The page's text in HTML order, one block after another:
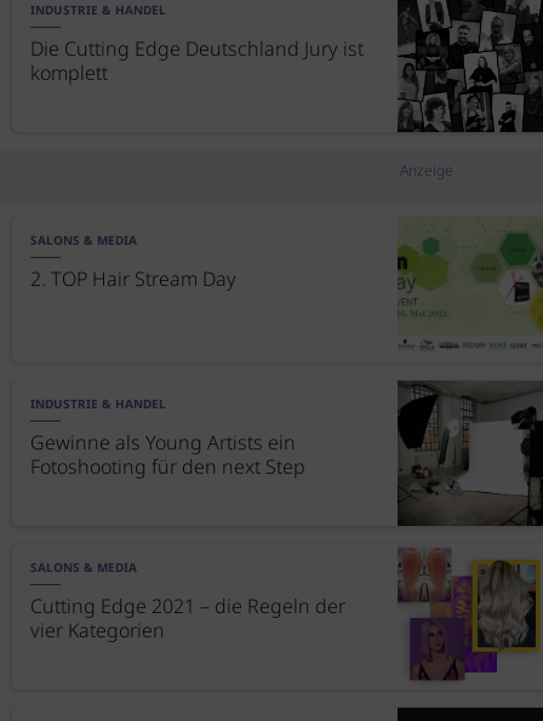
INDUSTRIE & HANDEL
Die Cutting Edge Deutschland Jury ist
komplett
Anzeige
SALONS & MEDIA
2. TOP Hair Stream Day
INDUSTRIE & HANDEL
Gewinne als Young Artists ein
Fotoshooting für den next Step
SALONS & MEDIA
Cutting Edge 2021 – die Regeln der
vier Kategorien